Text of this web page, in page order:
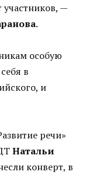
участников, —
.
особую
в
и
речи»
Натальи
конверт, в